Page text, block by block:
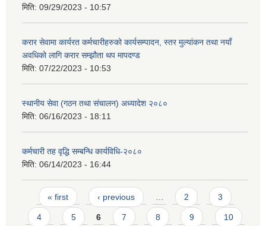
मिति: 09/29/2023 - 10:57
करार सेवामा कार्यरत कर्मचारीहरुको कार्यसम्पादन, स्तर मुल्यांकन तथा नयाँ
अवधिको लागि करार सम्झौता थप मापदण्ड
मिति: 07/22/2023 - 10:53
स्थानीय सेवा (गठन तथा संचालन) अध्यादेश २०८०
मिति: 06/16/2023 - 18:11
कर्मचारी तह वृद्धि सम्बन्धि कार्यविधि-२०८०
मिति: 06/14/2023 - 16:44
Pages
« first ‹ previous 2 3
4 5 6 7 8 9 10